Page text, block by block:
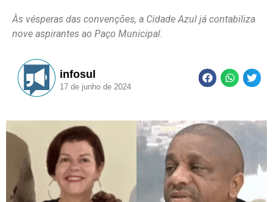
Às vésperas das convenções, a Cidade Azul já contabiliza
nove aspirantes ao Paço Municipal.
infosul
17 de junho de 2024